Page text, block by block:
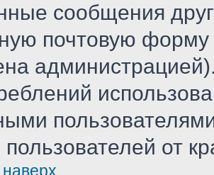
сообщения
почтовую
от